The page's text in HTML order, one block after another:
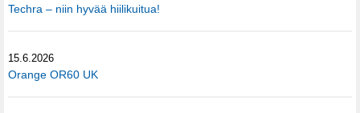
Techra – niin hyvää hiilikuitua!
15.6.2026
Orange OR60 UK